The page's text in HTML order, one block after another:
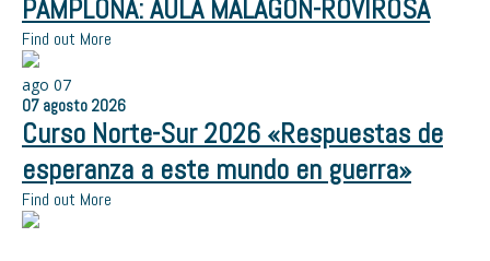
PAMPLONA: AULA MALAGÓN-ROVIROSA
Find out More
ago 07
07 agosto 2026
Curso Norte-Sur 2026 «Respuestas de
esperanza a este mundo en guerra»
Find out More